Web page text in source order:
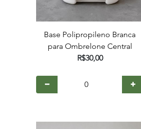
Base Polipropileno Branca
para Ombrelone Central
R$30,00